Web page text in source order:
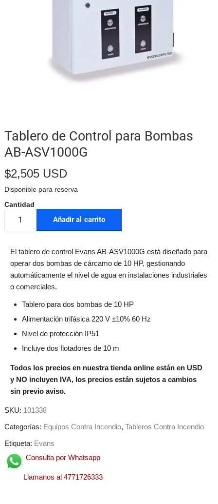
Tablero de Control para Bombas
AB-ASV1000G
$2,505 USD
Disponible para reserva
Añadir al carrito
El tablero de control Evans AB-ASV1000G está diseñado para
operar dos bombas de cárcamo de 10 HP, gestionando
automáticamente el nivel de agua en instalaciones industriales
o comerciales.
Tablero para dos bombas de 10 HP
Alimentación trifásica 220 V ±10% 60 Hz
Nivel de protección IP51
Incluye dos flotadores de 10 m
Todos los precios en nuestra tienda online están en USD
y NO incluyen IVA, los precios están sujetos a cambios
sin previo aviso.
SKU: 101338
Categorías: Equipos Contra Incendio, Tableros Contra Incendio
Etiqueta: Evans
Consulta por Whatsapp
Llamanos al 4771726333